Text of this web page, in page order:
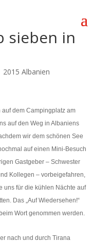
sieben in
2015 Albanien
dem Campingplatz am
auf den Weg in Albaniens
wir dem schönen See
auf einen Mini-Besuch
Gastgeber – Schwester
Kollegen – vorbeigefahren,
uns für die kühlen Nächte auf
Das „Auf Wiedersehen!“
Wort genommen werden.
nach und durch Tirana